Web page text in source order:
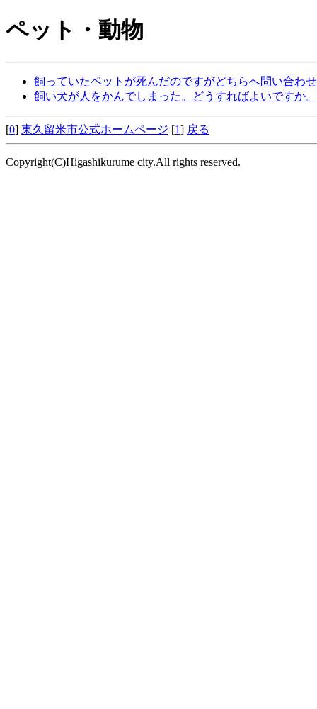
ペット・動物
飼っていたペットが死んだのですがどちらへ問い合わ
飼い犬が人をかんでしまった。どうすればよいですか。
[0] 東久留米市公式ホームページ [1] 戻る
Copyright(C)Higashikurume city.All rights reserved.